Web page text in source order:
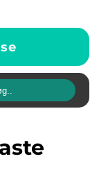
se